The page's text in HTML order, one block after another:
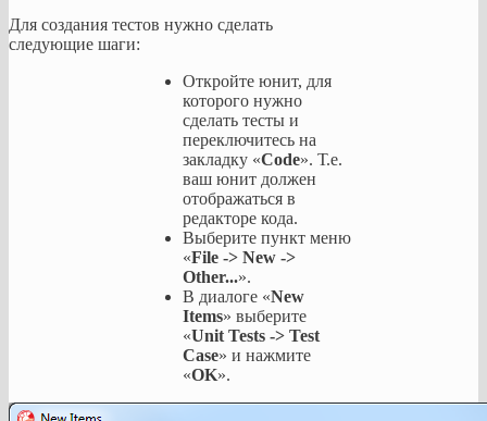
Для создания тестов нужно сделать
следующие шаги:
Откройте юнит, для
которого нужно
сделать тесты и
переключитесь на
закладку «Code». Т.е.
ваш юнит должен
отображаться в
редакторе кода.
Выберите пункт меню
«File -> New ->
Other...».
В диалоге «New
Items» выберите
«Unit Tests -> Test
Case» и нажмите
«OK».